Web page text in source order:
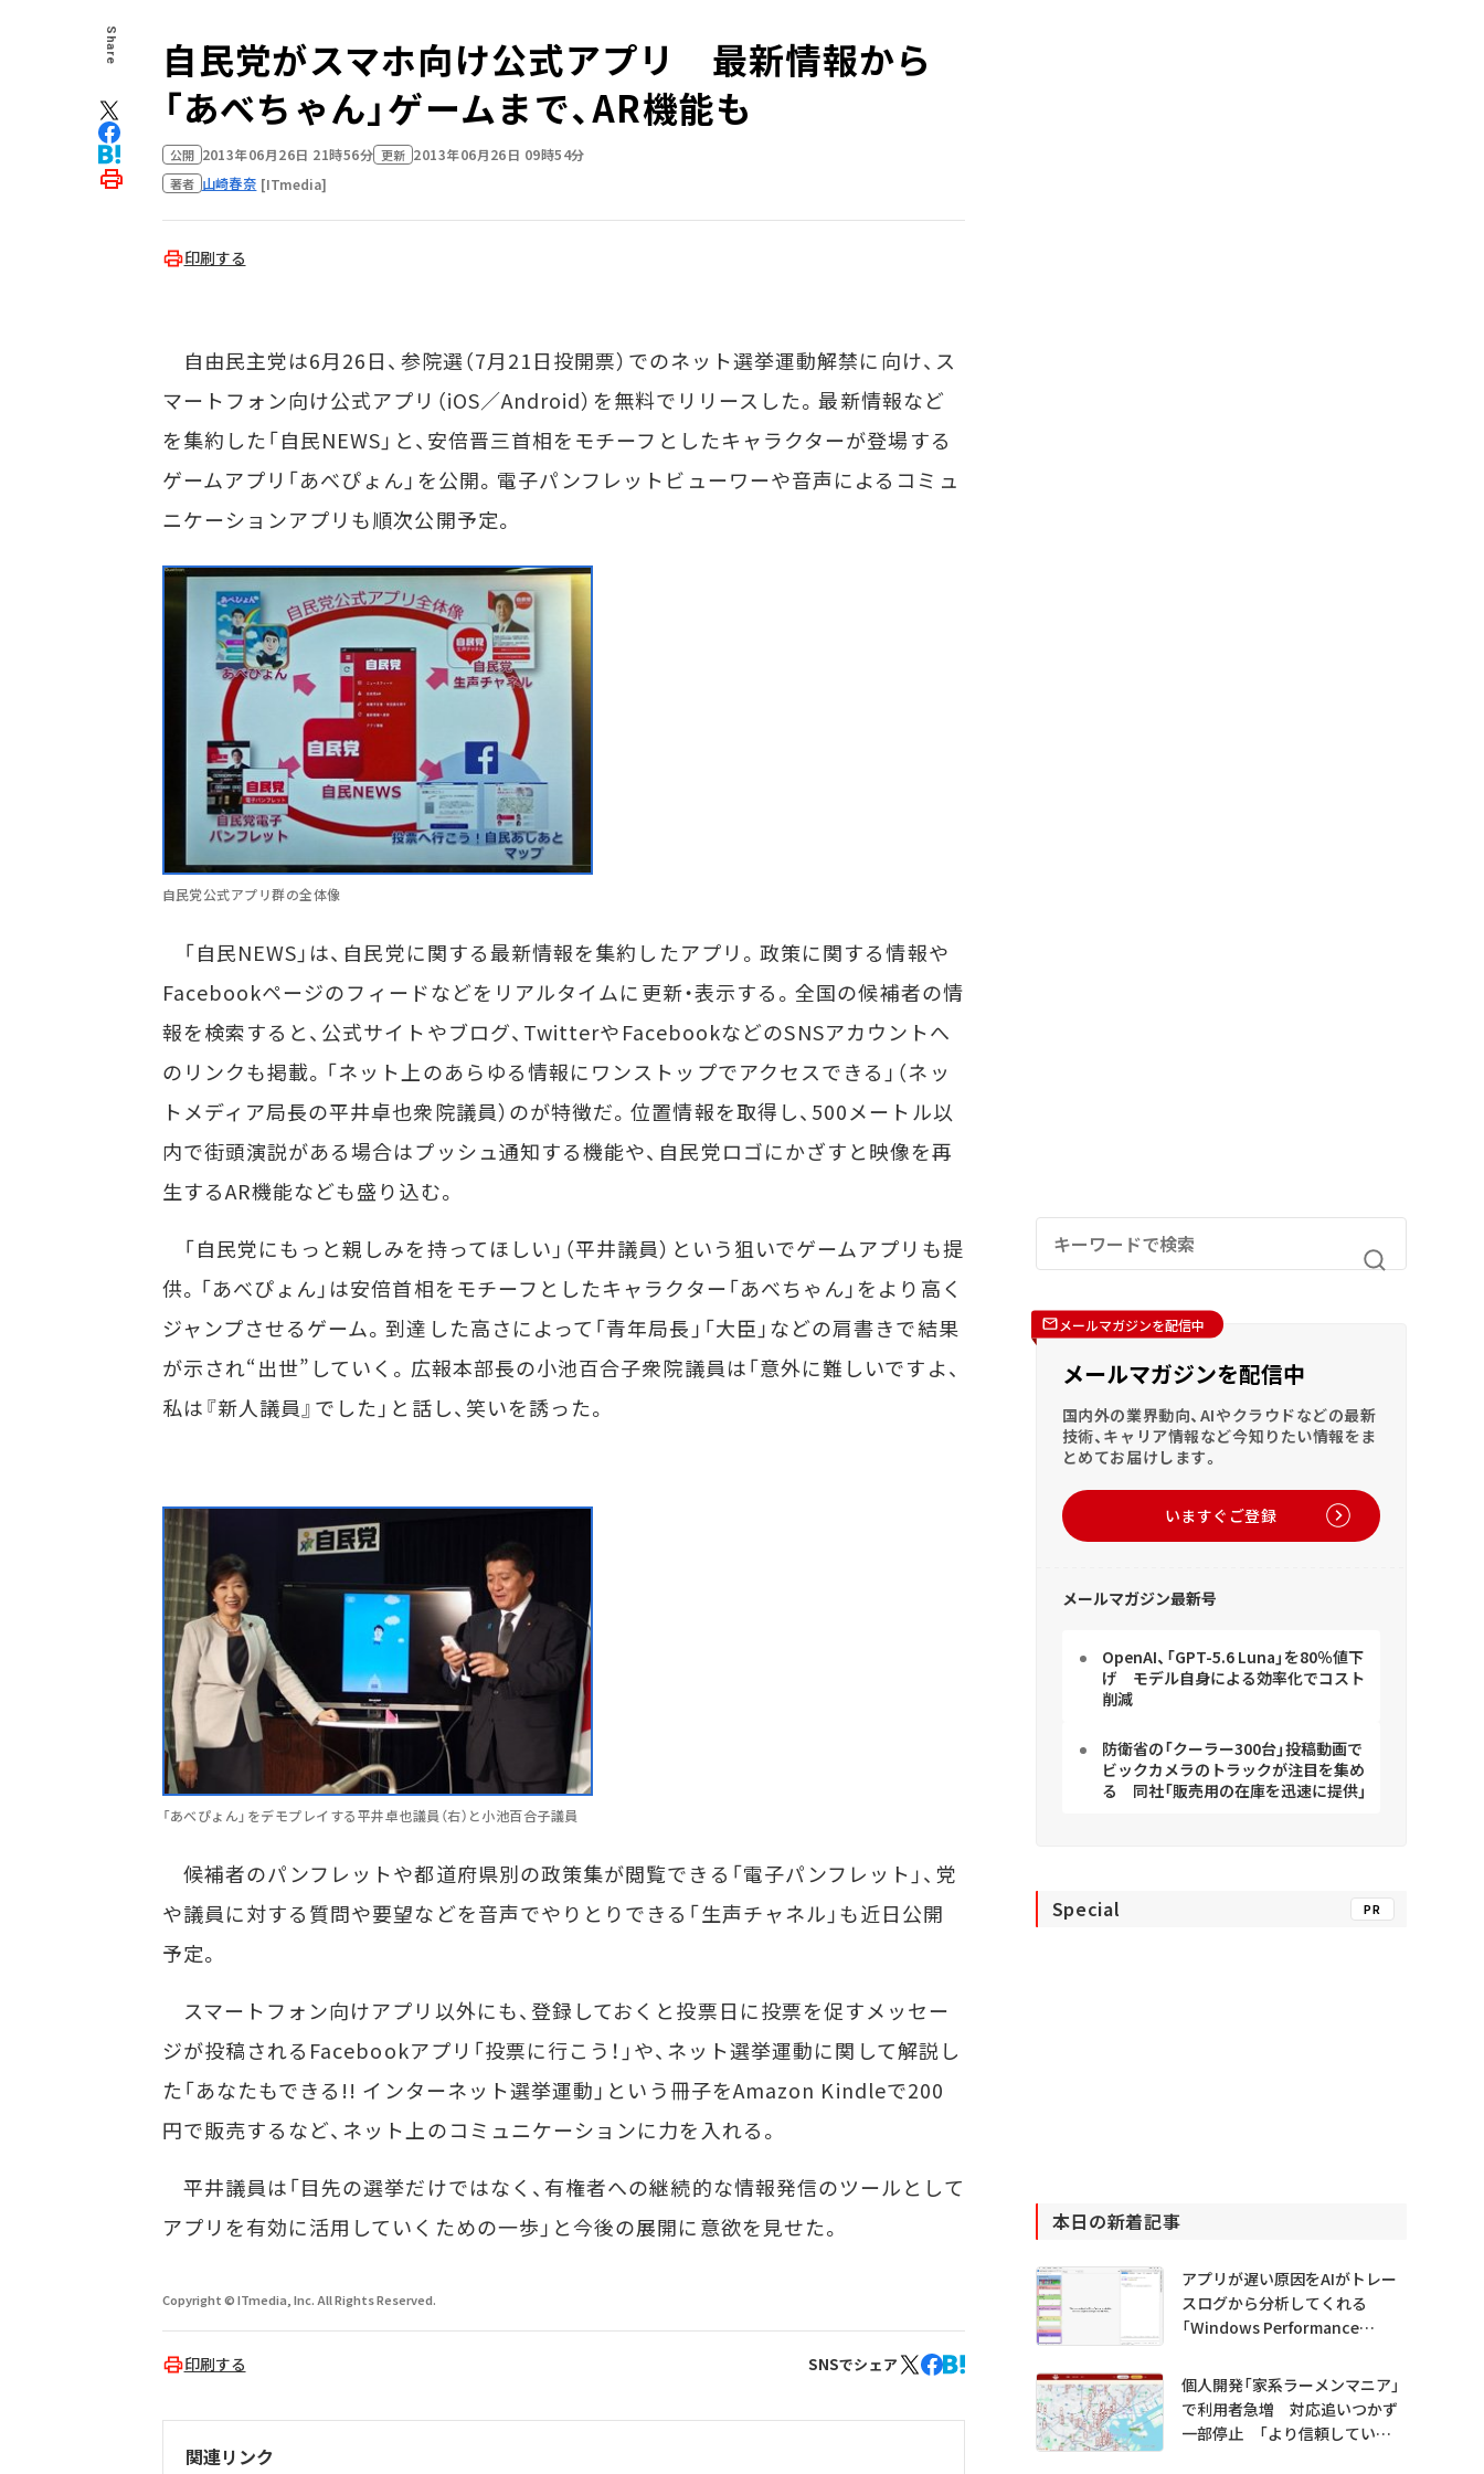
Share
自民党がスマホ向け公式アプリ 最新情報から
「あべちゃん」ゲームまで、AR機能も
公開 2013年06月26日 21時56分 更新 2013年06月26日 09時54分
著者 山崎春奈 [ITmedia]
印刷する
自由民主党は6月26日、参院選（7月21日投開票）でのネット選挙運動解禁に向け、ス
マートフォン向け公式アプリ（iOS／Android）を無料でリリースした。最新情報など
を集約した「自民NEWS」と、安倍晋三首相をモチーフとしたキャラクターが登場する
ゲームアプリ「あべぴょん」を公開。電子パンフレットビューワーや音声によるコミュ
ニケーションアプリも順次公開予定。
自民党公式アプリ群の全体像
「自民NEWS」は、自民党に関する最新情報を集約したアプリ。政策に関する情報や
Facebookページのフィードなどをリアルタイムに更新・表示する。全国の候補者の情
報を検索すると、公式サイトやブログ、TwitterやFacebookなどのSNSアカウントへ
のリンクも掲載。「ネット上のあらゆる情報にワンストップでアクセスできる」（ネッ
トメディア局長の平井卓也衆院議員）のが特徴だ。位置情報を取得し、500メートル以
内で街頭演説がある場合はプッシュ通知する機能や、自民党ロゴにかざすと映像を再
生するAR機能なども盛り込む。
「自民党にもっと親しみを持ってほしい」（平井議員）という狙いでゲームアプリも提
供。「あべぴょん」は安倍首相をモチーフとしたキャラクター「あべちゃん」をより高く
ジャンプさせるゲーム。到達した高さによって「青年局長」「大臣」などの肩書きで結果
が示され“出世”していく。広報本部長の小池百合子衆院議員は「意外に難しいですよ、
私は『新人議員』でした」と話し、笑いを誘った。
「あべぴょん」をデモプレイする平井卓也議員（右）と小池百合子議員
候補者のパンフレットや都道府県別の政策集が閲覧できる「電子パンフレット」、党
や議員に対する質問や要望などを音声でやりとりできる「生声チャネル」も近日公開
予定。
スマートフォン向けアプリ以外にも、登録しておくと投票日に投票を促すメッセー
ジが投稿されるFacebookアプリ「投票に行こう！」や、ネット選挙運動に関して解説し
た「あなたもできる!! インターネット選挙運動」という冊子をAmazon Kindleで200
円で販売するなど、ネット上のコミュニケーションに力を入れる。
平井議員は「目先の選挙だけではなく、有権者への継続的な情報発信のツールとして
アプリを有効に活用していくための一歩」と今後の展開に意欲を見せた。
Copyright © ITmedia, Inc. All Rights Reserved.
印刷する SNSでシェア
関連リンク
メールマガジンを配信中
メールマガジンを配信中
国内外の業界動向、AIやクラウドなどの最新
技術、キャリア情報など今知りたい情報をま
とめてお届けします。
いますぐご登録
メールマガジン最新号
OpenAI、「GPT-5.6 Luna」を80％値下
げ モデル自身による効率化でコスト
削減
防衛省の「クーラー300台」投稿動画で
ビックカメラのトラックが注目を集め
る 同社「販売用の在庫を迅速に提供」
Special PR
本日の新着記事
アプリが遅い原因をAIがトレー
スログから分析してくれる
「Windows Performance
プレビュー公開
個人開発「家系ラーメンマニア」
で利用者急増 対応追いつかず
一部停止 「より信頼していた